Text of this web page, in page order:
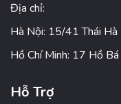
Địa chỉ:
Hà Nội: 15/41 Thái
Hồ Chí Minh: 17 Hồ
Hỗ Trợ